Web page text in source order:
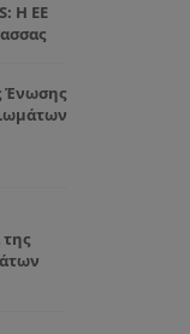
Η ΕΕ
Ένωσης